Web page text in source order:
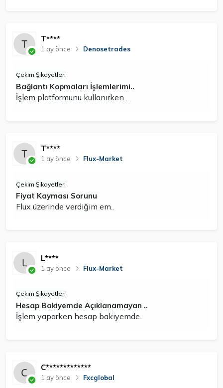
T****
1 ay önce Denosetrades
Çekim Şikayetleri
Bağlantı Kopmaları İşlemlerimi..
İşlem platformunu kullanırken ..
T****
1 ay önce Flux-Market
Çekim Şikayetleri
Fiyat Kayması Sorunu
Flux üzerinde verdiğim em..
L****
1 ay önce Flux-Market
Çekim Şikayetleri
Hesap Bakiyemde Açıklanamayan ..
İşlem yaparken hesap bakiyemde..
C*************
1 ay önce Fxcglobal